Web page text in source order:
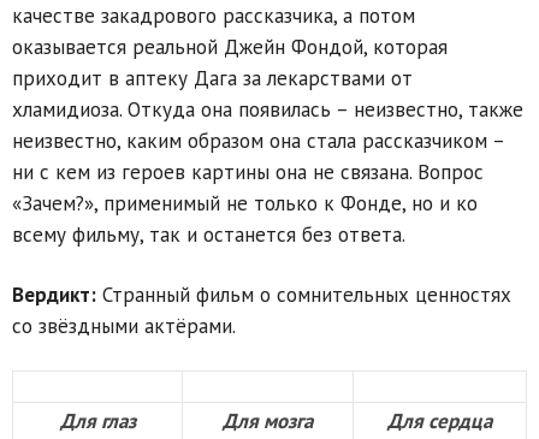
качестве закадрового рассказчика, а потом
оказывается реальной Джейн Фондой, которая
приходит в аптеку Дага за лекарствами от
хламидиоза. Откуда она появилась – неизвестно, также
неизвестно, каким образом она стала рассказчиком –
ни с кем из героев картины она не связана. Вопрос
«Зачем?», применимый не только к Фонде, но и ко
всему фильму, так и останется без ответа.
Вердикт: Странный фильм о сомнительных ценностях
со звёздными актёрами.
Для глаз Для мозга Для сердца